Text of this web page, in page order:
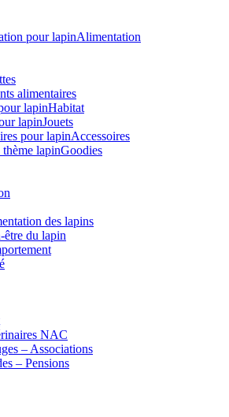
Alimentation
alimentaires
Habitat
Jouets
Accessoires
Goodies
des lapins
être du lapin
NAC
– Associations
– Pensions